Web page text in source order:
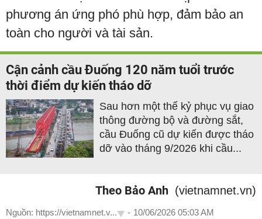
phương án ứng phó phù hợp, đảm bảo an
toàn cho người và tài sản.
Cận cảnh cầu Đuống 120 năm tuổi trước
thời điểm dự kiến tháo dỡ
Sau hơn một thế kỷ phục vụ giao
thông đường bộ và đường sắt,
cầu Đuống cũ dự kiến được tháo
dỡ vào tháng 9/2026 khi cầu...
Theo Bảo Anh (vietnamnet.vn)
Nguồn: https://vietnamnet.v... - 10/06/2026 05:03 AM